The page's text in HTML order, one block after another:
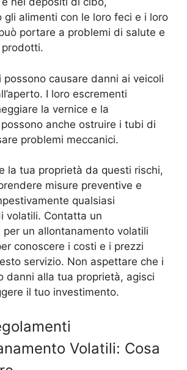
gli alimenti con le loro feci e i loro
portare a problemi di salute e
possono causare danni ai veicoli
I loro escrementi
la vernice e la
anche ostruire i tubi di
problemi meccanici.
la tua proprietà da questi rischi,
misure preventive e
qualsiasi
volatili. Contatta un
per un allontanamento volatili
conoscere i costi e i prezzi
servizio. Non aspettare che i
danni alla tua proprietà, agisci
il tuo investimento.
Volatili: Cosa